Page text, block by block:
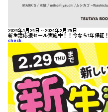
2024年1月24日～2024年2月29日
新生活応援セール実施中！！今なら1年保証！
check